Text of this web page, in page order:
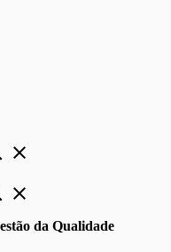
close
close
da Qualidade